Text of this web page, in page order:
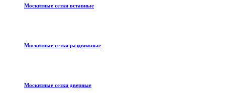
Москитные сетки вставные
Москитные сетки раздвижные
Москитные сетки дверные